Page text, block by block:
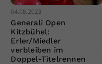
04.08.2023
Generali Open
Kitzbühel:
Erler/Miedler
verbleiben im
Doppel-Titelrennen